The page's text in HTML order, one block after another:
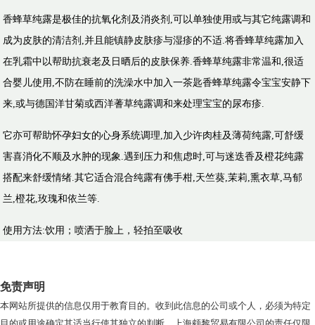
​香蜂草纯露是极佳的抗氧化剂及消炎剂,可以单独使用或与其它纯露调和
成为皮肤的清洁剂,并且能镇静皮肤疹与湿疹的不适.将香蜂草纯露加入
在乳霜中以帮助抗衰老及日晒后的皮肤保养.香蜂草纯露非常温和,很适
合婴儿使用,不防在睡前的洗澡水中加入一茶匙香蜂草纯露令宝宝安静下
来,或与德国洋甘菊或西洋蓍草纯露调和来处理宝宝的尿布疹.
​它亦可帮助怀孕妇女的心身系统调理,加入少许肉桂及薄荷纯露,可舒缓
害喜消化不顺及水肿的现象.遇到压力和焦虑时,可与迷迭香及橙花纯露
搭配来舒缓情绪.其它适合混合纯露有佛手柑,天竺葵,茉莉,熏衣草,马郁
兰,橙花,玫瑰和依兰等.
​使用方法:饮用；喷洒于脸上，轻拍至吸收
免责声明
本网站所提供的信息仅用于教育目的。收到此信息的公司或个人，必须为特定